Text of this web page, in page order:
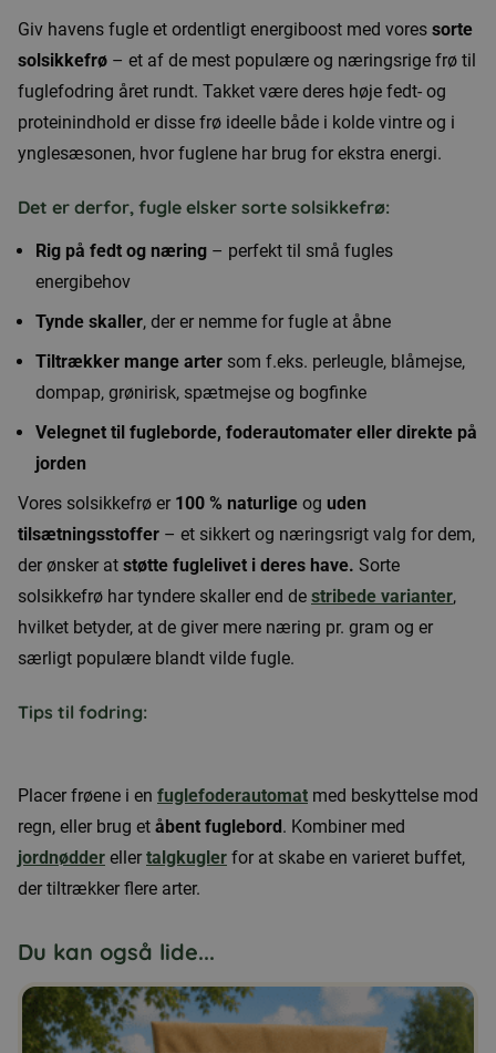
Giv havens fugle et ordentligt energiboost med vores sorte
solsikkefrø – et af de mest populære og næringsrige frø til
fuglefodring året rundt. Takket være deres høje fedt- og
proteinindhold er disse frø ideelle både i kolde vintre og i
ynglesæsonen, hvor fuglene har brug for ekstra energi.
Det er derfor, fugle elsker sorte solsikkefrø:
Rig på fedt og næring – perfekt til små fugles
energibehov
Tynde skaller, der er nemme for fugle at åbne
Tiltrækker mange arter som f.eks. perleugle, blåmejse,
dompap, grønirisk, spætmejse og bogfinke
Velegnet til fugleborde, foderautomater eller direkte på
jorden
Vores solsikkefrø er 100 % naturlige og uden
tilsætningsstoffer – et sikkert og næringsrigt valg for dem,
der ønsker at støtte fuglelivet i deres have. Sorte
solsikkefrø har tyndere skaller end de stribede varianter,
hvilket betyder, at de giver mere næring pr. gram og er
særligt populære blandt vilde fugle.
Tips til fodring:
Placer frøene i en fuglefoderautomat med beskyttelse mod
regn, eller brug et åbent fuglebord. Kombiner med
jordnødder eller talgkugler for at skabe en varieret buffet,
der tiltrækker flere arter.
Du kan også lide...